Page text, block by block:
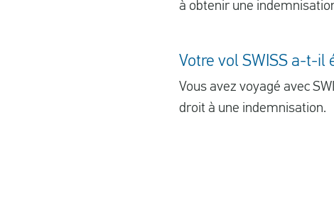
à obtenir une
Votre vol SWISS a-t-il
Vous avez voyagé avec
droit à une indemnisation.